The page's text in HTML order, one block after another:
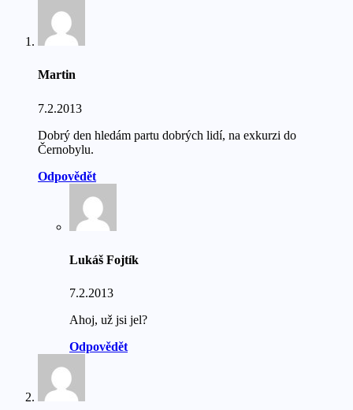
Martin
7.2.2013
Dobrý den hledám partu dobrých lidí, na exkurzi do
Černobylu.
Odpovědět
Lukáš Fojtík
7.2.2013
Ahoj, už jsi jel?
Odpovědět